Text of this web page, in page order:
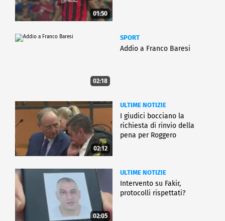
01:50
02:18
SPORT
Addio a Franco Baresi
02:12
ULTIME NOTIZIE
I giudici bocciano la
richiesta di rinvio della
pena per Roggero
02:05
ULTIME NOTIZIE
Intervento su Fakir,
protocolli rispettati?